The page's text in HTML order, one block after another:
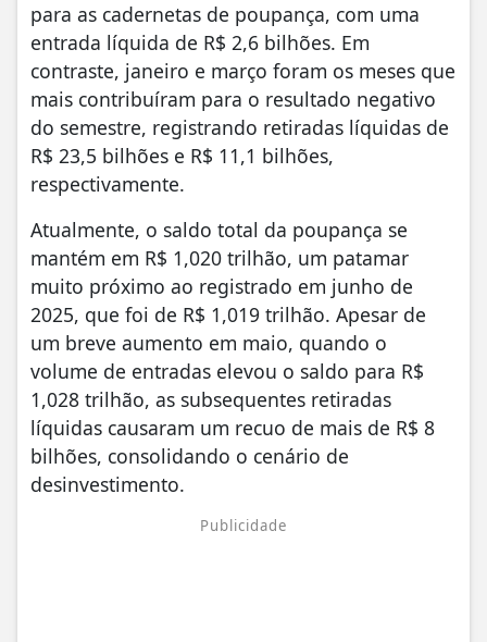
para as cadernetas de poupança, com uma
entrada líquida de R$ 2,6 bilhões. Em
contraste, janeiro e março foram os meses que
mais contribuíram para o resultado negativo
do semestre, registrando retiradas líquidas de
R$ 23,5 bilhões e R$ 11,1 bilhões,
respectivamente.
Atualmente, o saldo total da poupança se
mantém em R$ 1,020 trilhão, um patamar
muito próximo ao registrado em junho de
2025, que foi de R$ 1,019 trilhão. Apesar de
um breve aumento em maio, quando o
volume de entradas elevou o saldo para R$
1,028 trilhão, as subsequentes retiradas
líquidas causaram um recuo de mais de R$ 8
bilhões, consolidando o cenário de
desinvestimento.
Publicidade